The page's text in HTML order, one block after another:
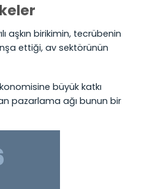
aşkın birikimin, tecrübenin
ettiği, av sektörünün
büyük katkı
pazarlama ağı bunun bir